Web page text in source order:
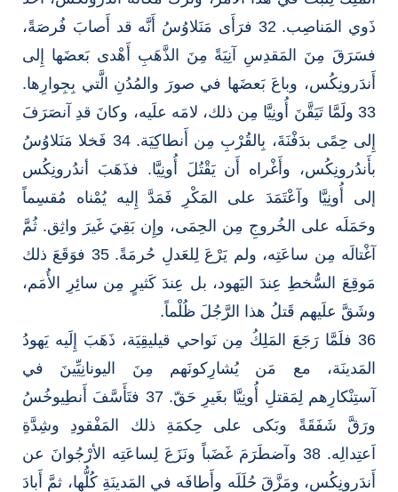
ذَوي المَناصِب. 32 فرَأَى مَنَلاوُسُ أَنَّه قد أَصابَ فُرصَةً،
فسَرَقَ مِنَ المَقدِسِ آنِيَةً مِنَ الذَّهَبِ أَهْدى بَعضَها إِلى
أَندَرونِكُس، وباعَ بَعضَها في صورَ والمُدُنِ الَّتي بِجِوارِها.
33 ولَمَّا تَيَقَّنَ أُونِيَّا مِن ذلك، لامَه علَيه، وكانَ قدِ آنصَرَفَ
إِلى حِمًى بدَفْنَةَ، بِالقُرْبِ مِن أَنطاكِيَة. 34 فَخلا مَنَلاوُسُ
بأَندُرونِكُس، وأَغْراه أَن يَقْتُلَ أُونِيَّا. فذَهَبَ أندُرونِكُس
إلى أُونِيَّا وآعْتَمَدَ على المَكْرِ فَمَدَّ إِليه يُمْناه مُقسِماً
وحَمَلَه على الخُروجِ مِن الحِمَى، وإِن بَقِيَ غَيرَ واثِق. ثُمَّ
آغْتالَه مِن ساعَتِه، ولم يَرْعَ لِلعَدلِ حُرمَةً. 35 فوَقَعَ ذلك
مَوقِعَ السُّخطِ عِندَ اليَهود، بل عِندَ كَثيرٍ مِن سائِرِ الأُمَم،
وشَقَّ علَيهم قَتلُ هذا الرَّجُلَ ظُلْماً.
36 فلَمَّا رَجَعَ المَلِكُ مِن نَواحي قيليقِيَة، ذَهَبَ إِلَيه يَهودُ
المَدينَة، مع مَن يُشارِكونَهم مِنَ اليونانِيِّينَ في
آستِنْكارِهم لِمَقتلِ أُونِيَّا بغَيرِ حَقّ. 37 فتَأَسَّفَ أَنطِيوخُسُ
ورَقَّ شَفَقَةً وبَكى على حِكمَةِ ذلك المَفْقودِ وشِدَّةِ
اَعتِدالِه. 38 وآضطَرَمَ غَضَباً ونَزَعَ لِساعَتِه الأرْجُوانَ عن
أَندَرونِكُس، ومَزَّقَ حُلَلَه وأَطافَه في المَدينَةِ كُلُّها، ثمَّ أَبادَ